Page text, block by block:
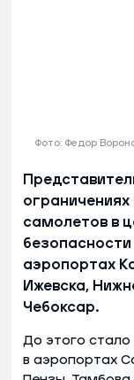
Фото: Федор
самолетов в
безопасности
аэропортах
Ижевска,
Чебоксар.
До этого стало
в аэропортах